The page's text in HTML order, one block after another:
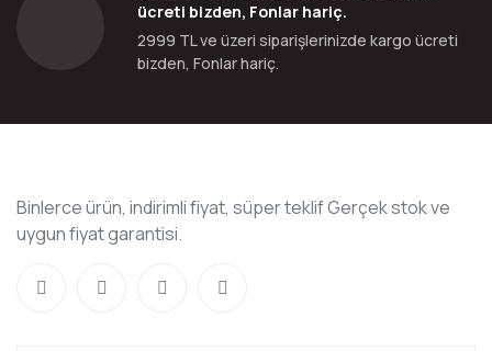
ücreti bizden, Fonlar hariç.
2999 TL ve üzeri siparişlerinizde kargo ücreti
bizden, Fonlar hariç.
Binlerce ürün, indirimli fiyat, süper teklif Gerçek stok ve
uygun fiyat garantisi.